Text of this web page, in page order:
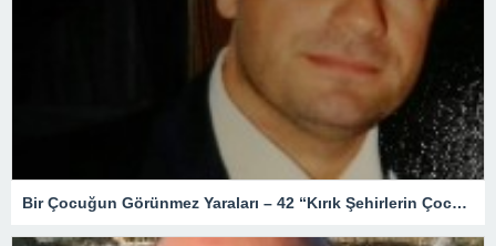
Bir Çocuğun Görünmez Yaraları – 42 “Kırık Şehirlerin Çocukları”